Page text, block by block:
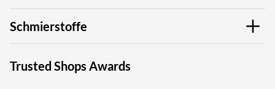
Schmierstoffe
Trusted Shops Awards